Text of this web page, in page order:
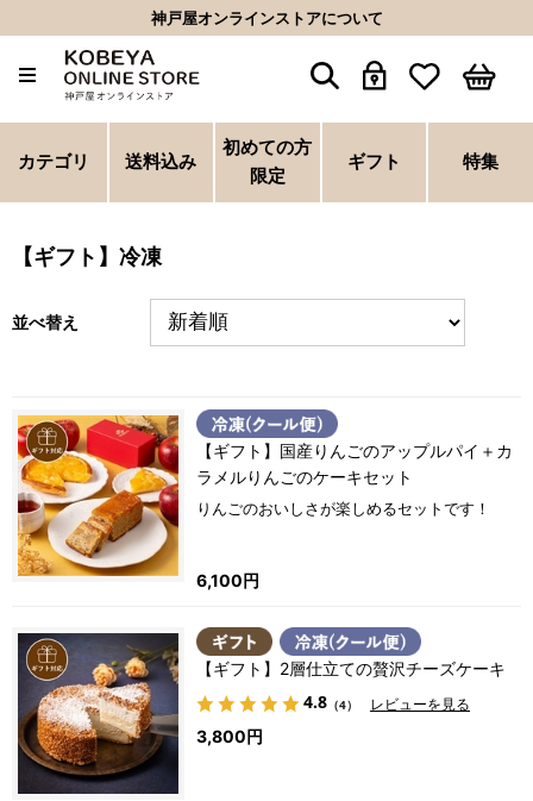
神戸屋オンラインストアについて
カテゴリ 送料込み
初めての方
限定
ギフト 特集
【ギフト】冷凍
並べ替え
【ギフト】国産りんごのアップルパイ＋カ
ラメルりんごのケーキセット
りんごのおいしさが楽しめるセットです！
6,100円
【ギフト】2層仕立ての贅沢チーズケーキ
4.8 （4）
レビューを見る
3,800円